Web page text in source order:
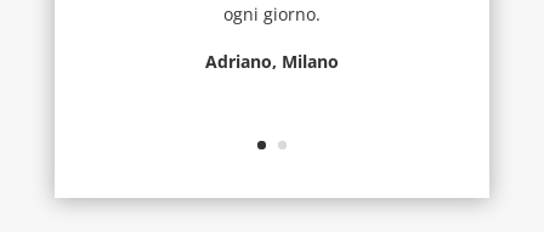
ogni giorno.
Adriano, Milano